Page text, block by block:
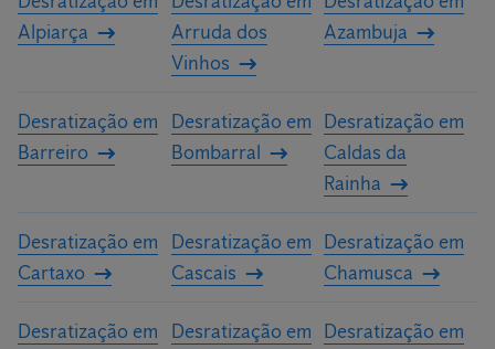
Alpiarça
Arruda dos
Vinhos
Azambuja
Desratização em
Barreiro
Desratização em
Bombarral
Desratização em
Caldas da
Rainha
Desratização em
Cartaxo
Desratização em
Cascais
Desratização em
Chamusca
Desratização em
Desratização em Desratização em